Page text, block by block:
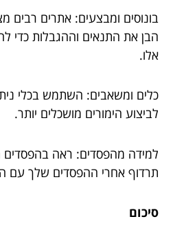
בונוסים ומבצעים: אתרים רבים
הבן את התנאים וההגבלות כדי
אלו.
כלים ומשאבים: השתמש בכלי
לביצוע הימורים מושכלים יותר.
למידה מהפסדים: ראה בהפסדים
תרדוף אחרי ההפסדים שלך עם
סיכום